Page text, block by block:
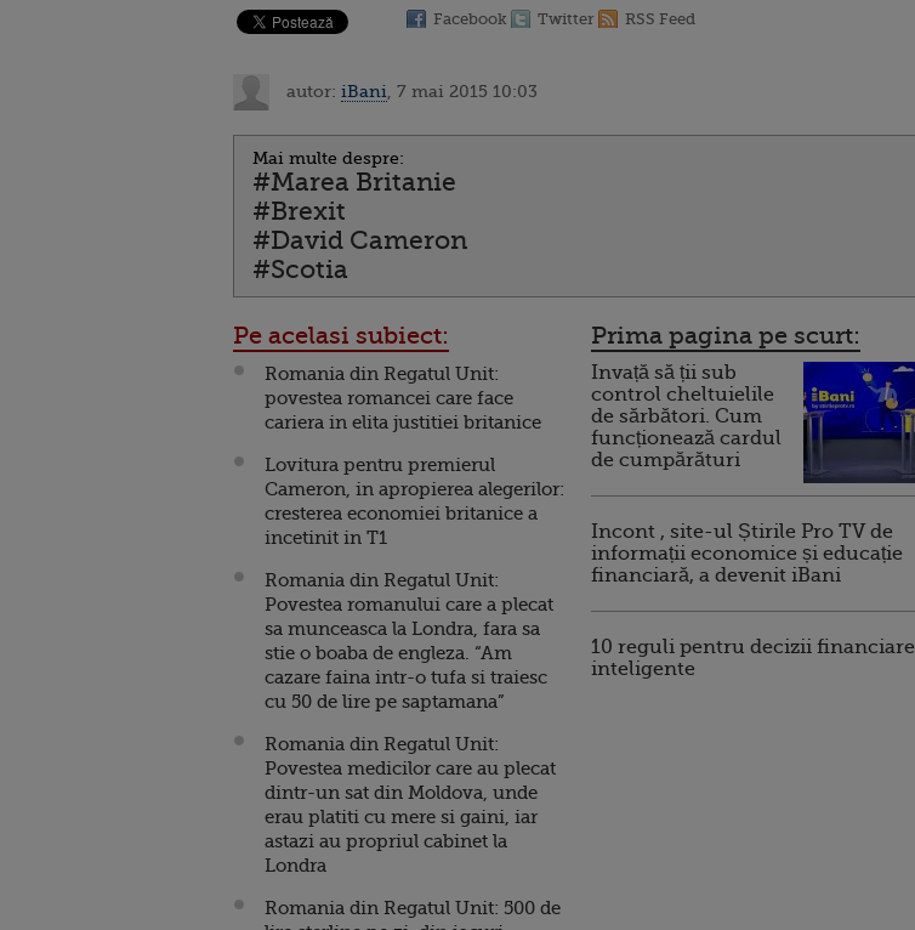
Facebook Twitter RSS Feed
autor: iBani , 7 mai 2015 10:03
Mai multe despre:
#Marea Britanie
#Brexit
#David Cameron
#Scotia
Pe acelasi subiect:
Romania din Regatul Unit:
povestea romancei care face
cariera in elita justitiei britanice
Lovitura pentru premierul
Cameron, in apropierea alegerilor:
cresterea economiei britanice a
incetinit in T1
Romania din Regatul Unit:
Povestea romanului care a plecat
sa munceasca la Londra, fara sa
stie o boaba de engleza. “Am
cazare faina intr-o tufa si traiesc
cu 50 de lire pe saptamana”
Romania din Regatul Unit:
Povestea medicilor care au plecat
dintr-un sat din Moldova, unde
erau platiti cu mere si gaini, iar
astazi au propriul cabinet la
Londra
Romania din Regatul Unit: 500 de
Prima pagina pe scurt:
Invață să ții sub
control cheltuielile
de sărbători. Cum
funcționează cardul
de cumpărături
Incont , site-ul Știrile Pro TV de
informații economice și educație
financiară, a devenit iBani
10 reguli pentru decizii financiare
inteligente